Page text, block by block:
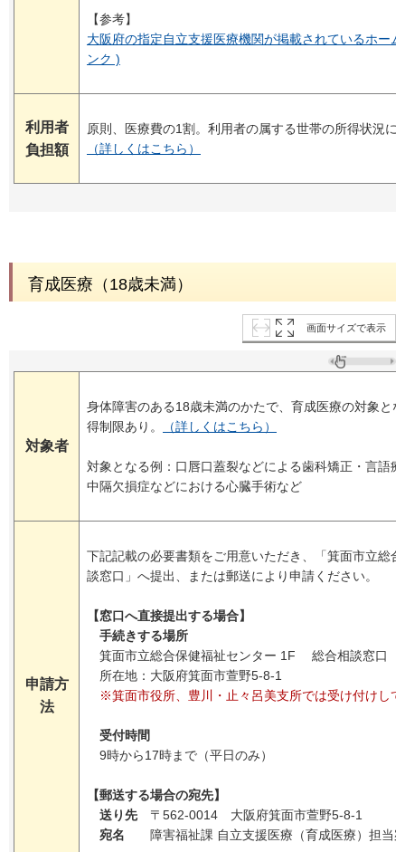
【参考】
大阪府の指定自立支援医療機関が掲載されているホー
ンク )
利用者
負担額
原則、医療費の1割。利用者の属する世帯の所得状況に
（詳しくはこちら）
育成医療（18歳未満）
画面サイズで表示
対象者
身体障害のある18歳未満のかたで、育成医療の対象と
得制限あり。
（詳しくはこちら）
対象となる例：口唇口蓋裂などによる歯科矯正・言語
中隔欠損症などにおける心臓手術など
申請方
法
下記記載の必要書類をご用意いただき、「箕面市立総
談窓口」へ提出、または郵送により申請ください。
【窓口へ直接提出する場合】
手続きする場所
箕面市立総合保健福祉センター 1F 総合相談窓口
所在地：大阪府箕面市萱野5-8-1
※箕面市役所、豊川・止々呂美支所では受け付けし
受付時間
9時から17時まで（平日のみ）
【郵送する場合の宛先】
送り先〒562-0014 大阪府箕面市萱野5-8-1
宛名
障害福祉課 自立支援医療（育成医療）担当